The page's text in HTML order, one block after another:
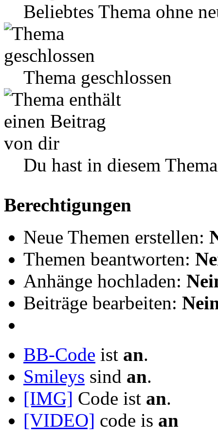
Beliebtes Thema ohne
Thema geschlossen
Du hast in diesem
Berechtigungen
Neue Themen erstellen:
Themen beantworten:
Anhänge hochladen:
Beiträge bearbeiten:
BB-Code ist an.
Smileys sind an.
[IMG] Code ist an.
[VIDEO] code is an